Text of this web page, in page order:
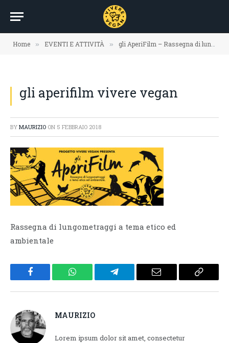
Home » EVENTI E ATTIVITÀ » gli AperiFilm – Rassegna di lungometraggi a tema etico ed ambientale
gli aperifilm vivere vegan
BY MAURIZIO ON 5 FEBBRAIO 2018
Rassegna di lungometraggi a tema etico ed
ambientale
Facebook WhatsApp Telegram Email
Copy
MAURIZIO
Lorem ipsum dolor sit amet, consectetur